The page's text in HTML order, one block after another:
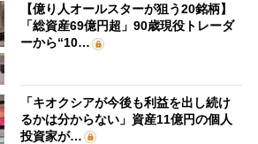
【億り人オールスターが狙う20銘柄】
「総資産69億円超」90歳現役トレーダ
ーから“10…
「キオクシアが今後も利益を出し続け
るかは分からない」資産11億円の個人
投資家が…